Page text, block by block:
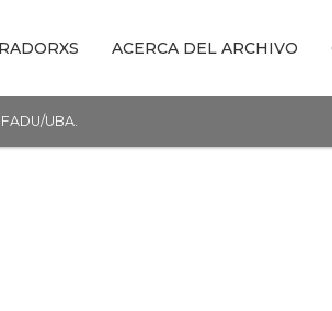
ACERCA DEL ARCHIVO
UBA.